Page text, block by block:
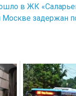
в ЖК
задержан